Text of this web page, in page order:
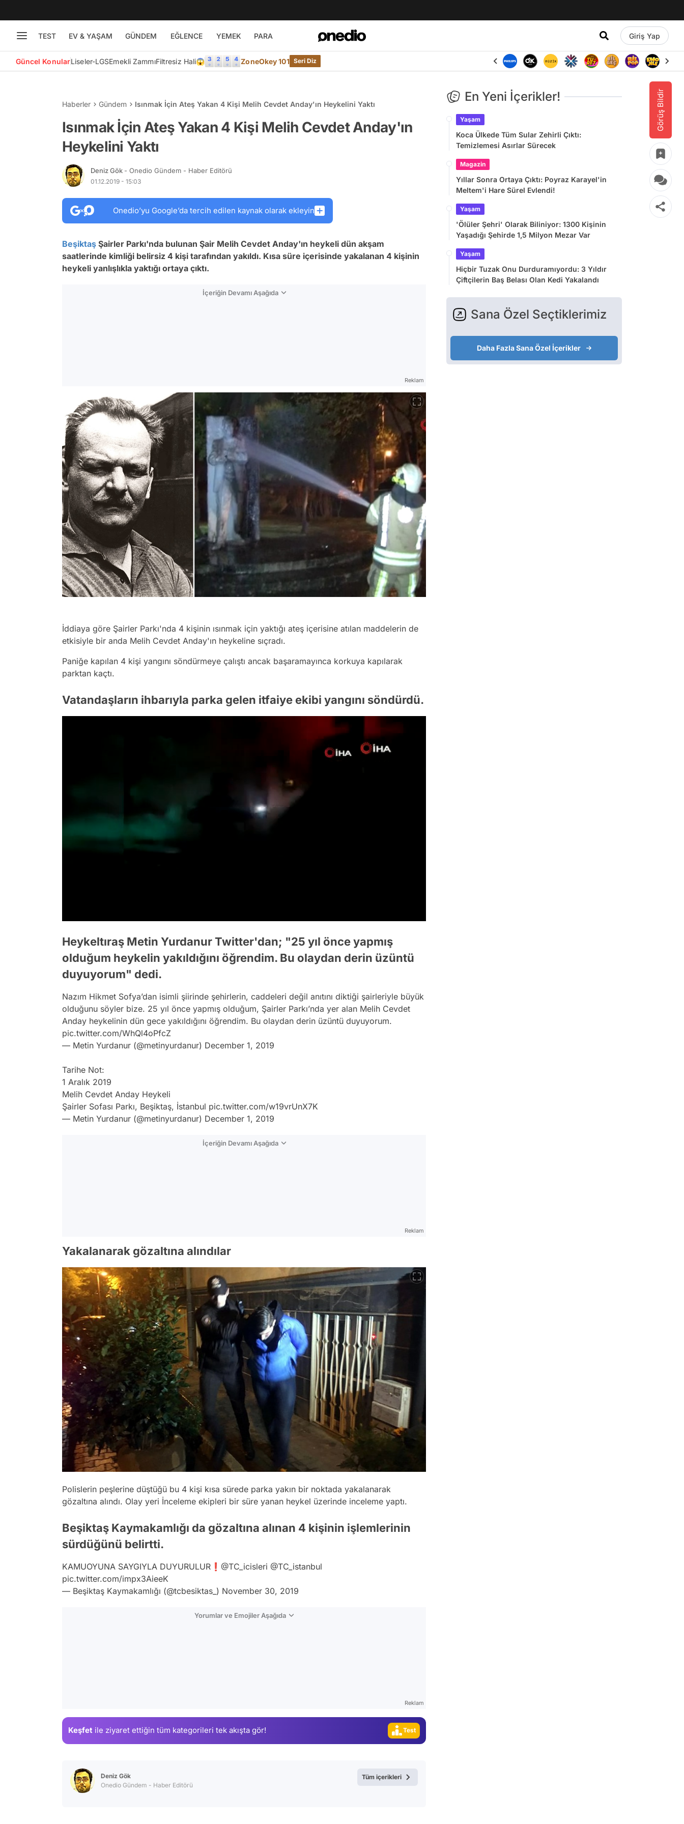
TEST EV & YAŞAM GÜNDEM EĞLENCE YEMEK PARA Giriş Yap
Güncel KonularLiseler-LGSEmekli ZammıFiltresiz Hali😱 ZoneOkey 101 Seri Diz
Görüş Bildir
Haberler Gündem Isınmak İçin Ateş Yakan 4 Kişi Melih Cevdet Anday'ın Heykelini Yaktı
Isınmak İçin Ateş Yakan 4 Kişi Melih Cevdet Anday'ın
Heykelini Yaktı
Deniz Gök - Onedio Gündem - Haber Editörü
01.12.2019 - 15:03
Onedio’yu Google’da tercih edilen kaynak olarak ekleyin
Beşiktaş Şairler Parkı'nda bulunan Şair Melih Cevdet Anday'ın heykeli dün akşam
saatlerinde kimliği belirsiz 4 kişi tarafından yakıldı. Kısa süre içerisinde yakalanan 4 kişinin
heykeli yanlışlıkla yaktığı ortaya çıktı.
İçeriğin Devamı Aşağıda
Reklam
İddiaya göre Şairler Parkı'nda 4 kişinin ısınmak için yaktığı ateş içerisine atılan maddelerin de
etkisiyle bir anda Melih Cevdet Anday'ın heykeline sıçradı.
Paniğe kapılan 4 kişi yangını söndürmeye çalıştı ancak başaramayınca korkuya kapılarak
parktan kaçtı.
Vatandaşların ihbarıyla parka gelen itfaiye ekibi yangını söndürdü.
Heykeltıraş Metin Yurdanur Twitter'dan; "25 yıl önce yapmış
olduğum heykelin yakıldığını öğrendim. Bu olaydan derin üzüntü
duyuyorum" dedi.
Nazım Hikmet Sofya’dan isimli şiirinde şehirlerin, caddeleri değil anıtını diktiği şairleriyle büyük
olduğunu söyler bize. 25 yıl önce yapmış olduğum, Şairler Parkı’nda yer alan Melih Cevdet
Anday heykelinin dün gece yakıldığını öğrendim. Bu olaydan derin üzüntü duyuyorum.
pic.twitter.com/WhQl4oPfcZ
— Metin Yurdanur (@metinyurdanur) December 1, 2019
Tarihe Not:
1 Aralık 2019
Melih Cevdet Anday Heykeli
Şairler Sofası Parkı, Beşiktaş, İstanbul pic.twitter.com/w19vrUnX7K
— Metin Yurdanur (@metinyurdanur) December 1, 2019
İçeriğin Devamı Aşağıda
Reklam
Yakalanarak gözaltına alındılar
Polislerin peşlerine düştüğü bu 4 kişi kısa sürede parka yakın bir noktada yakalanarak
gözaltına alındı. Olay yeri İnceleme ekipleri bir süre yanan heykel üzerinde inceleme yaptı.
Beşiktaş Kaymakamlığı da gözaltına alınan 4 kişinin işlemlerinin
sürdüğünü belirtti.
KAMUOYUNA SAYGIYLA DUYURULUR❗️ @TC_icisleri @TC_istanbul
pic.twitter.com/impx3AieeK
— Beşiktaş Kaymakamlığı (@tcbesiktas_) November 30, 2019
Yorumlar ve Emojiler Aşağıda
Reklam
Keşfet ile ziyaret ettiğin tüm kategorileri tek akışta gör! Test
Deniz Gök
Onedio Gündem - Haber Editörü
Tüm içerikleri
En Yeni İçerikler!
Yaşam
Koca Ülkede Tüm Sular Zehirli Çıktı:
Temizlemesi Asırlar Sürecek
Magazin
Yıllar Sonra Ortaya Çıktı: Poyraz Karayel'in
Meltem'i Hare Sürel Evlendi!
Yaşam
'Ölüler Şehri' Olarak Biliniyor: 1300 Kişinin
Yaşadığı Şehirde 1,5 Milyon Mezar Var
Yaşam
Hiçbir Tuzak Onu Durduramıyordu: 3 Yıldır
Çiftçilerin Baş Belası Olan Kedi Yakalandı
Sana Özel Seçtiklerimiz
Daha Fazla Sana Özel İçerikler